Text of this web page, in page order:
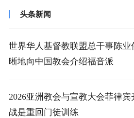
头条新闻
世界华人基督教联盟总干事陈
晰地向中国教会介绍福音派
2026亚洲教会与宣教大会菲律
战是重回门徒训练